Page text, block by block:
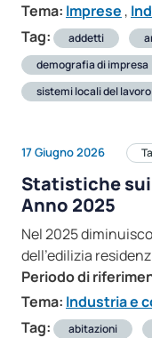
Tema: Imprese ,
Tag:
addetti
demografia di impresa
sistemi locali del lavoro
17 Giugno 2026
Statistiche
Anno 2025
Nel 2025
dell’edilizia
Periodo di
Tema: Industria e
Tag:
abitazioni